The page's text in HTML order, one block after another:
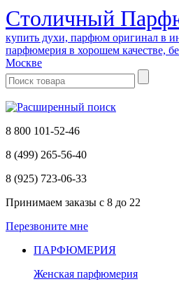
Cтоличный
купить духи, парфюм оригинал в
парфюмерия в хорошем качестве,
Москве
8 800 101-52-46
8 (499) 265-56-40
8 (925) 723-06-33
Принимаем заказы с 8 до 22
Перезвоните мне
ПАРФЮМЕРИЯ
Женская парфюмерия